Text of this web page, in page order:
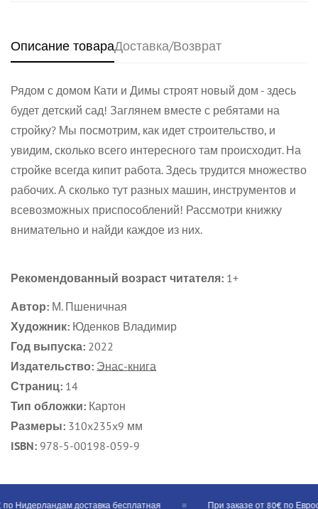
Описание товараДоставка/Возврат
Рядом с домом Кати и Димы строят новый дом - здесь
будет детский сад! Заглянем вместе с ребятами на
стройку? Мы посмотрим, как идет строительство, и
увидим, сколько всего интересного там происходит. На
стройке всегда кипит работа. Здесь трудится множество
рабочих. А сколько тут разных машин, инструментов и
всевозможных приспособлений! Рассмотри книжку
внимательно и найди каждое из них.
Рекомендованный возраст читателя: 1+
Автор: М. Пшеничная
Художник: Юденков Владимир
Год выпуска: 2022
Издательство: Энас-книга
Страниц: 14
Тип обложки: Картон
Размеры: 310x235x9 мм
ISBN: 978-5-00198-059-9
Нидерландам доставка бесплатная При заказе от 80€ по
Confirm your age
Are you 18 years old or older?
No, I'm not